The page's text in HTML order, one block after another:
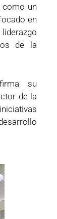
como un
en
de la
su
de la